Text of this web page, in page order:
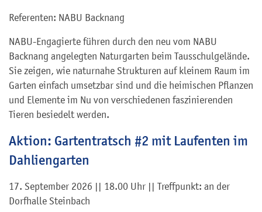
Referenten: NABU Backnang
NABU-Engagierte führen durch den neu vom NABU
Backnang angelegten Naturgarten beim Tausschulgelände.
Sie zeigen, wie naturnahe Strukturen auf kleinem Raum im
Garten einfach umsetzbar sind und die heimischen Pflanzen
und Elemente im Nu von verschiedenen faszinierenden
Tieren besiedelt werden.
Aktion: Gartentratsch #2 mit Laufenten im
Dahliengarten
17. September 2026 || 18.00 Uhr || Treffpunkt: an der
Dorfhalle Steinbach